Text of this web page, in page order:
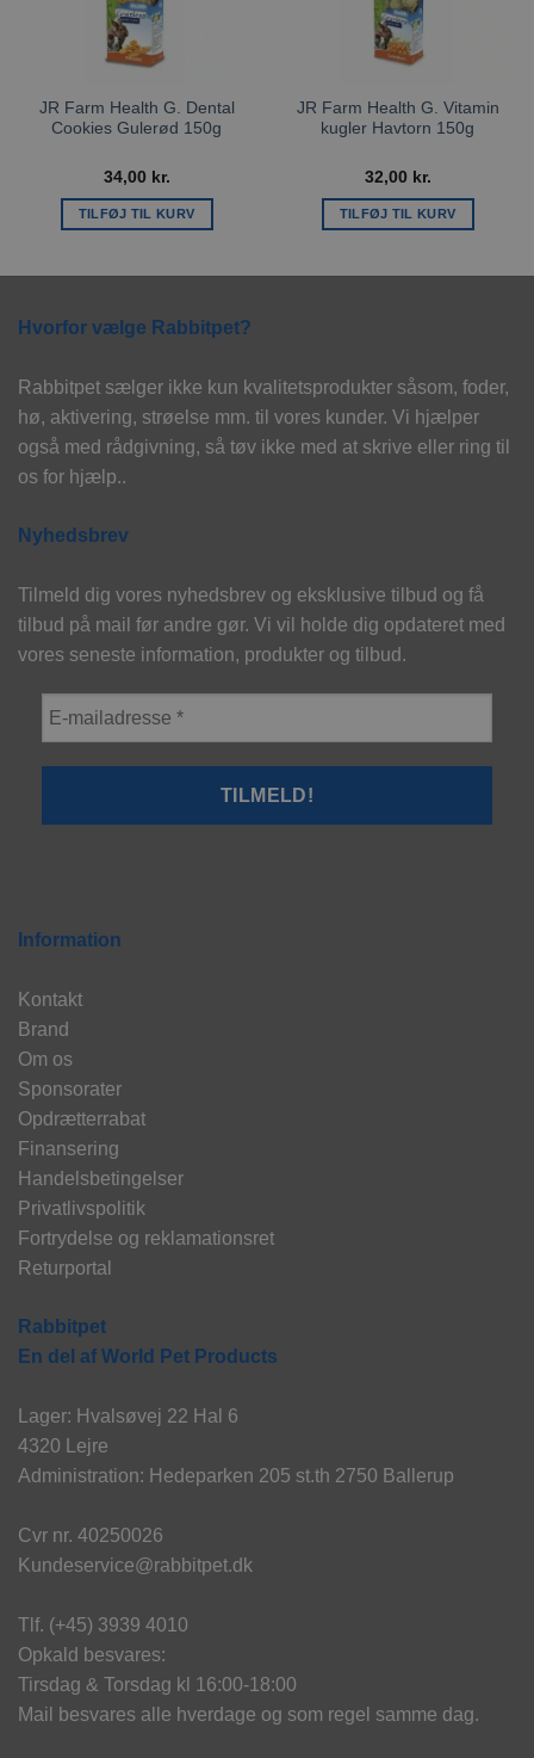
JR Farm Health G. Dental
Cookies Gulerød 150g
34,00 kr.
TILFØJ TIL KURV
JR Farm Health G. Vitamin
kugler Havtorn 150g
32,00 kr.
TILFØJ TIL KURV
Hvorfor vælge Rabbitpet?
Rabbitpet sælger ikke kun kvalitetsprodukter såsom, foder,
hø, aktivering, strøelse mm. til vores kunder. Vi hjælper
også med rådgivning, så tøv ikke med at skrive eller ring til
os for hjælp..
Nyhedsbrev
Tilmeld dig vores nyhedsbrev og eksklusive tilbud og få
tilbud på mail før andre gør. Vi vil holde dig opdateret med
vores seneste information, produkter og tilbud.
Information
Kontakt
Brand
Om os
Sponsorater
Opdrætterrabat
Finansering
Handelsbetingelser
Privatlivspolitik
Fortrydelse og reklamationsret
Returportal
Rabbitpet
En del af World Pet Products
Lager: Hvalsøvej 22 Hal 6
4320 Lejre
Administration: Hedeparken 205 st.th 2750 Ballerup
Cvr nr. 40250026
Kundeservice@rabbitpet.dk
Tlf. (+45) 3939 4010
Opkald besvares:
Tirsdag & Torsdag kl 16:00-18:00
Mail besvares alle hverdage og som regel samme dag.